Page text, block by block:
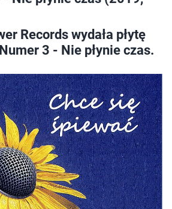
Records wydała płytę
3 - Nie płynie czas.